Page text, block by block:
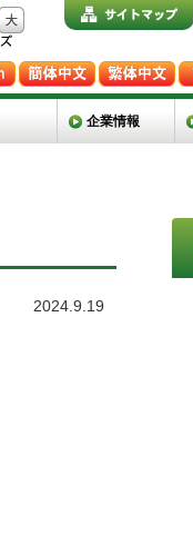
企業情報
2024.9.19